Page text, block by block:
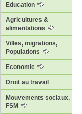
Education
Agricultures &
alimentations
Villes, migrations,
Populations
Economie
Droit au travail
Mouvements sociaux,
FSM